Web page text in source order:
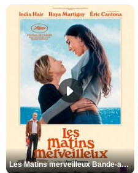
Les Matins merveilleux Bande-annonce VF